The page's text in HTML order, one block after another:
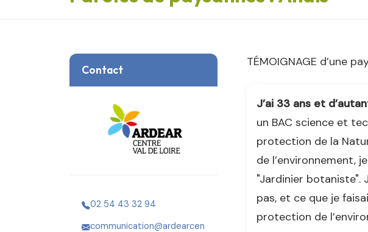
Contact
02 54 43 32 94
communication@ardearcen
TÉMOIGNAGE d’une
J’ai 33 ans et
un BAC science et
protection de la
de l’environnement,
"Jardinier botaniste".
pas, et ce que je
protection de